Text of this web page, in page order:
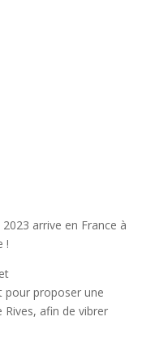
arrive en France à
!
pour proposer une
Rives, afin de vibrer